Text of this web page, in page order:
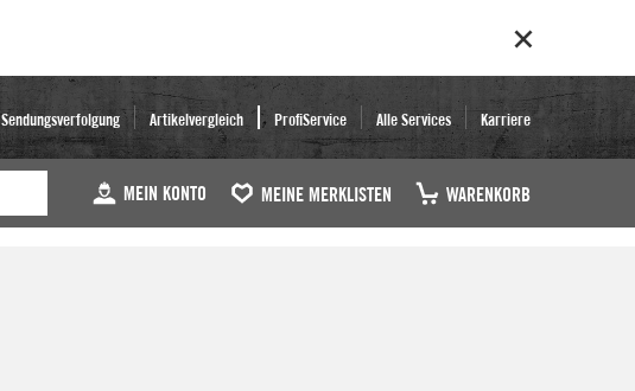
Sendungsverfolgung Artikelvergleich ProfiService Alle Services Karriere
MEIN KONTO MEINE MERKLISTEN WARENKORB